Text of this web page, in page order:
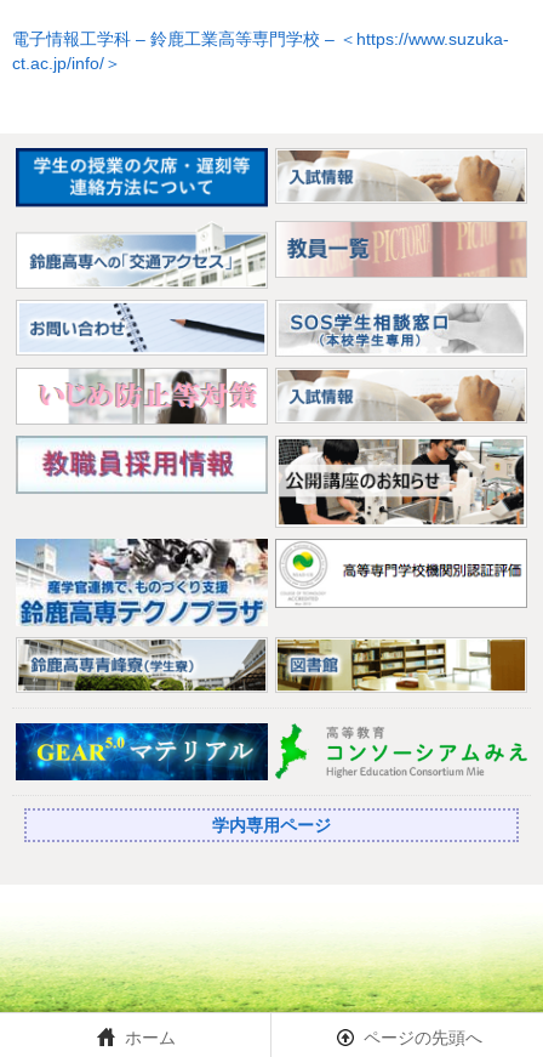
電子情報工学科 – 鈴鹿工業高等専門学校 – ＜https://www.suzuka-
ct.ac.jp/info/＞
学内専用ページ
ホーム ページの先頭へ